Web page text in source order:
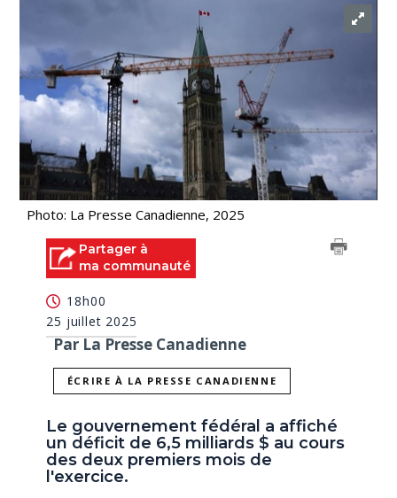
Photo: La Presse Canadienne, 2025
Partager à
ma communauté
18h00
25 juillet 2025
Par La Presse Canadienne
ÉCRIRE À LA PRESSE CANADIENNE
Le gouvernement fédéral a affiché
un déficit de 6,5 milliards $ au cours
des deux premiers mois de
l'exercice.